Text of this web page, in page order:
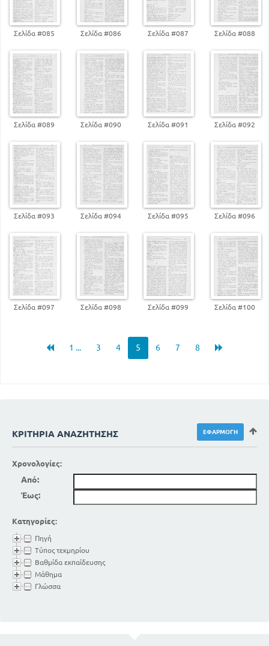
Σελίδα #085 Σελίδα #086 Σελίδα #087 Σελίδα #088
Σελίδα #089 Σελίδα #090 Σελίδα #091 Σελίδα #092
Σελίδα #093 Σελίδα #094 Σελίδα #095 Σελίδα #096
Σελίδα #097 Σελίδα #098 Σελίδα #099 Σελίδα #100
1 ... 3 4 5 6 7 8
ΚΡΙΤΉΡΙΑ ΑΝΑΖΉΤΗΣΗΣ
Χρονολογίες:
Από:
Έως:
Κατηγορίες:
Πηγή
Τύπος τεκμηρίου
Βαθμίδα εκπαίδευσης
Μάθημα
Γλώσσα